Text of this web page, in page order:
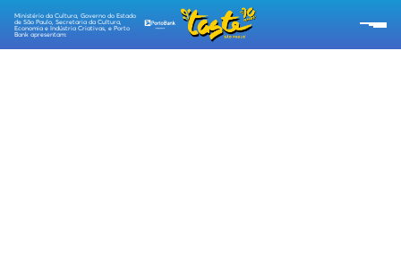
Ministério da Cultura, Governo do Estado
de São Paulo, Secretaria da Cultura,
Economia e Indústria Criativas, e Porto
Bank apresentam: